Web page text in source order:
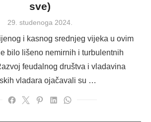
sve)
Posted
29. studenoga 2024.
i kasnog srednjeg vijeka u ovim
bilo lišeno nemirnih i turbulentnih
feudalnog društva i vladavina
vladara ojačavali su …